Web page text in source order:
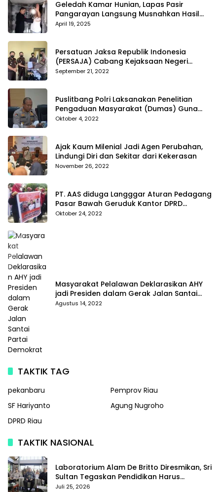
Geledah Kamar Hunian, Lapas Pasir
Pangarayan Langsung Musnahkan Hasil
Temuan
April 19, 2025
Persatuan Jaksa Republik Indonesia
(PERSAJA) Cabang Kejaksaan Negeri
Tanggamus resmi melaporkan Alvin Lim ke
September 21, 2022
Puslitbang Polri Laksanakan Penelitian
Pengaduan Masyarakat (Dumas) Guna
Meningkatkan Profesionalisme Personil Polri
Oktober 4, 2022
Ajak Kaum Milenial Jadi Agen Perubahan,
Lindungi Diri dan Sekitar dari Kekerasan
November 26, 2022
PT. AAS diduga Langggar Aturan Pedagang
Pasar Bawah Geruduk Kantor DPRD
Pekanbaru
Oktober 24, 2022
Masyarakat Pelalawan Deklarasikan AHY
jadi Presiden dalam Gerak Jalan Santai
Partai Demokrat
Agustus 14, 2022
TAKTIK TAG
pekanbaru
Pemprov Riau
SF Hariyanto
Agung Nugroho
DPRD Riau
TAKTIK NASIONAL
Laboratorium Alam De Britto Diresmikan, Sri
Sultan Tegaskan Pendidikan Harus
Membentuk Karakter
Juli 25, 2026